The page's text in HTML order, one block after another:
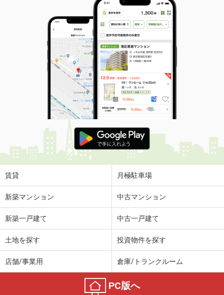
賃貸 月極駐車場
新築マンション 中古マンション
新築一戸建て 中古一戸建て
土地を探す 投資物件を探す
店舗/事業用 倉庫/トランクルーム
PC版へ